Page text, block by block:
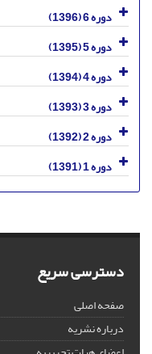
دوره 6 (1396)
دوره 5 (1395)
دوره 4 (1394)
دوره 3 (1393)
دوره 2 (1392)
دوره 1 (1391)
دسترسی سریع
صفحه اصلی
درباره نشریه